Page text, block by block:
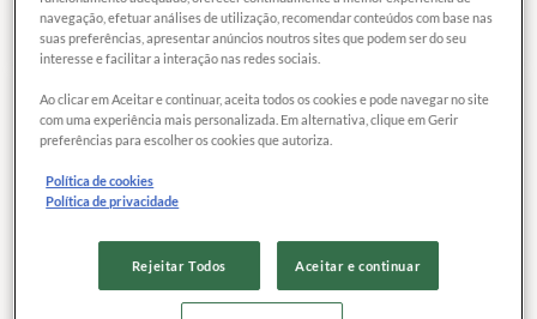
Exclusivo para
associados
COMPARAR
Categoria:Azeitonas verdes com caroço em conserva
PREZUNIC
LOTE:10084/13D
Peso Líquido:320 g
navegação, efetuar análises de utilização, recomendar conteúdos com base nas
suas preferências, apresentar anúncios noutros sites que podem ser do seu
interesse e facilitar a interação nas redes sociais.
Ao clicar em Aceitar e continuar, aceita todos os cookies e pode navegar no site
com uma experiência mais personalizada. Em alternativa, clique em Gerir
preferências para escolher os cookies que autoriza.
Política de cookies
Política de privacidade
Rejeitar Todos Aceitar e continuar